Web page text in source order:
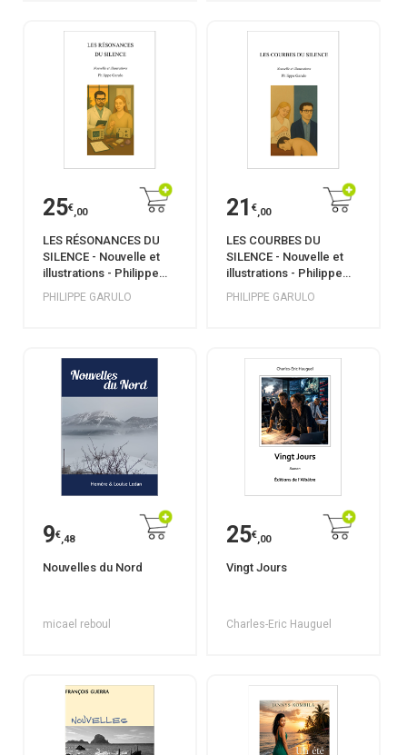
25€,00
LES RÉSONANCES DU
SILENCE - Nouvelle et
illustrations - Philippe
Garulo
PHILIPPE GARULO
21 €,00
LES COURBES DU
SILENCE - Nouvelle et
illustrations - Philippe
Garulo
PHILIPPE GARULO
9€,48
Nouvelles du Nord
micael reboul
25€,00
Vingt Jours
Charles-Eric Hauguel